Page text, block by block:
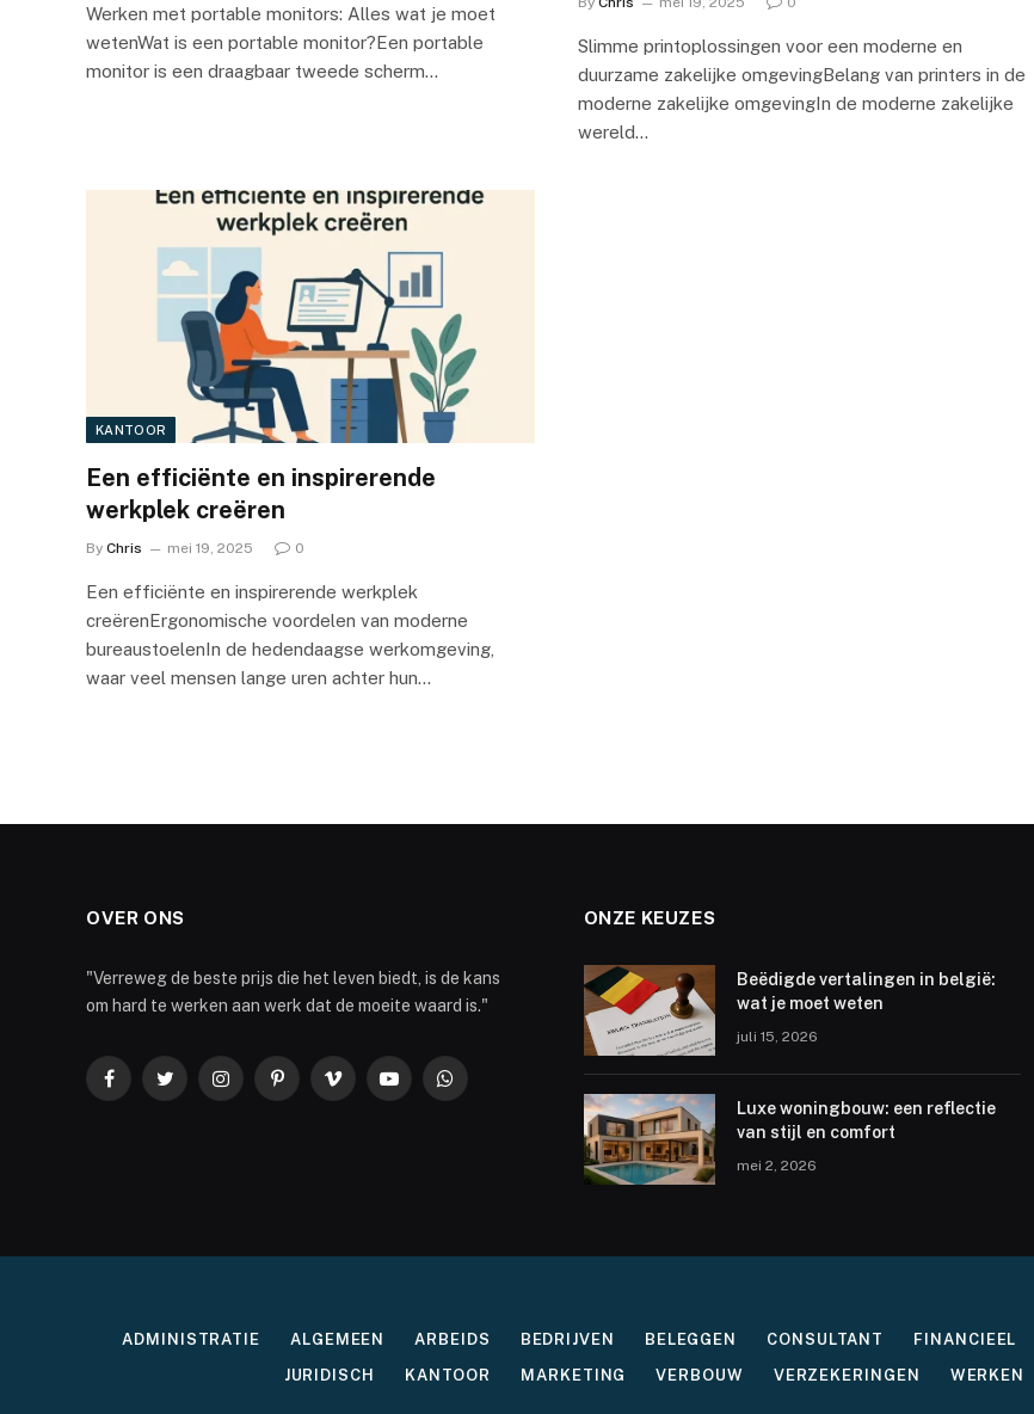
Werken met portable monitors: Alles wat je moet
wetenWat is een portable monitor?Een portable
monitor is een draagbaar tweede scherm…
Slimme printoplossingen voor een moderne en
duurzame zakelijke omgevingBelang van printers in de
moderne zakelijke omgevingIn de moderne zakelijke
wereld…
KANTOOR
Een efficiënte en inspirerende
werkplek creëren
By Chris mei 19, 2025 0
Een efficiënte en inspirerende werkplek
creërenErgonomische voordelen van moderne
bureaustoelenIn de hedendaagse werkomgeving,
waar veel mensen lange uren achter hun…
OVER ONS
"Verreweg de beste prijs die het leven biedt, is de kans
om hard te werken aan werk dat de moeite waard is."
FacebookTwitterInstagramPinterestVimeo YouTubeWhatsApp
ONZE KEUZES
Beëdigde vertalingen in belgië:
wat je moet weten
juli 15, 2026
Luxe woningbouw: een reflectie
van stijl en comfort
mei 2, 2026
ADMINISTRATIE ALGEMEEN ARBEIDS BEDRIJVEN BELEGGEN CONSULTANT FINANCIEEL
JURIDISCH
KANTOOR MARKETING VERBOUW VERZEKERINGEN WERKEN